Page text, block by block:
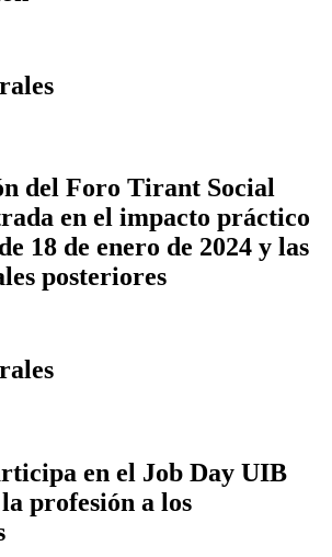
del Foro Tirant Social
en el impacto práctico
18 de enero de 2024 y las
posteriores
en el Job Day UIB
profesión a los